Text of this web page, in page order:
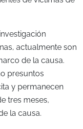
actualmente son
de la causa.
presuntos
y permanecen
tres meses,
la causa.